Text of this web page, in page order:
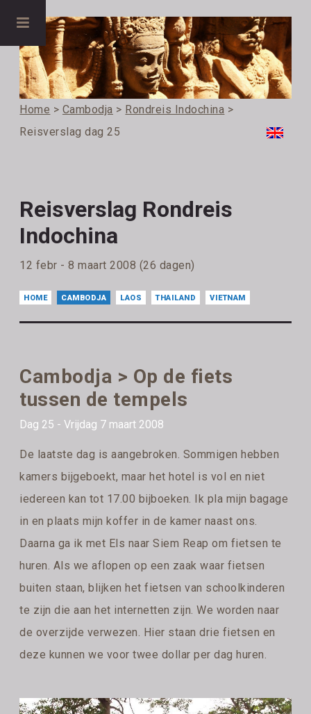
Home > Cambodja > Rondreis Indochina >
Reisverslag dag 25
Reisverslag Rondreis
Indochina
12 febr - 8 maart 2008 (26 dagen)
HOME CAMBODJA LAOS THAILAND VIETNAM
Cambodja > Op de fiets
tussen de tempels
Dag 25 - Vrijdag 7 maart 2008
De laatste dag is aangebroken. Sommigen hebben
kamers bijgeboekt, maar het hotel is vol en niet
iedereen kan tot 17.00 bijboeken. Ik pla mijn bagage
in en plaats mijn koffer in de kamer naast ons.
Daarna ga ik met Els naar Siem Reap om fietsen te
huren. Als we aflopen op een zaak waar fietsen
buiten staan, blijken het fietsen van schoolkinderen
te zijn die aan het internetten zijn. We worden naar
de overzijde verwezen. Hier staan drie fietsen en
deze kunnen we voor twee dollar per dag huren.